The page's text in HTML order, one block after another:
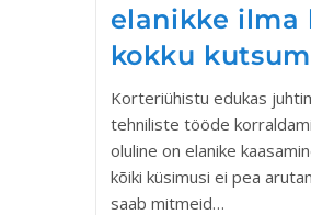
elanikke ilma
kokku
Korteriühistu edukas
tehniliste tööde
oluline on elanike
kõiki küsimusi ei pea
saab mitmeid…